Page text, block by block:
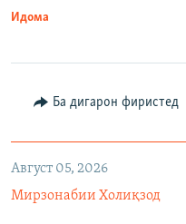
Идома
Ба дигарон фиристед
Август 05, 2026
Мирзонабии Холиқзод